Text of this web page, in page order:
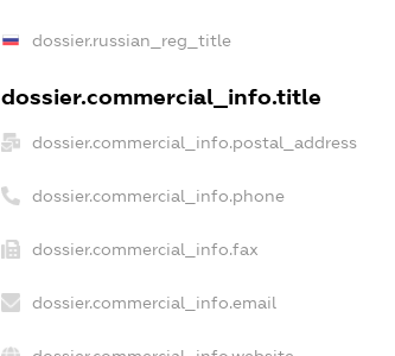
dossier.russian_reg_title
dossier.commercial_info.title
dossier.commercial_info.postal_address
dossier.commercial_info.phone
dossier.commercial_info.fax
dossier.commercial_info.email